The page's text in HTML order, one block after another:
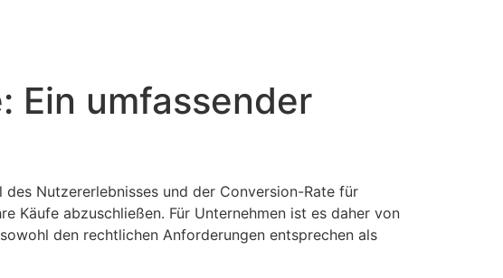
Ein umfassender
Nutzererlebnisses und der Conversion-Rate für
Käufe abzuschließen. Für Unternehmen ist es daher von
den rechtlichen Anforderungen entsprechen als